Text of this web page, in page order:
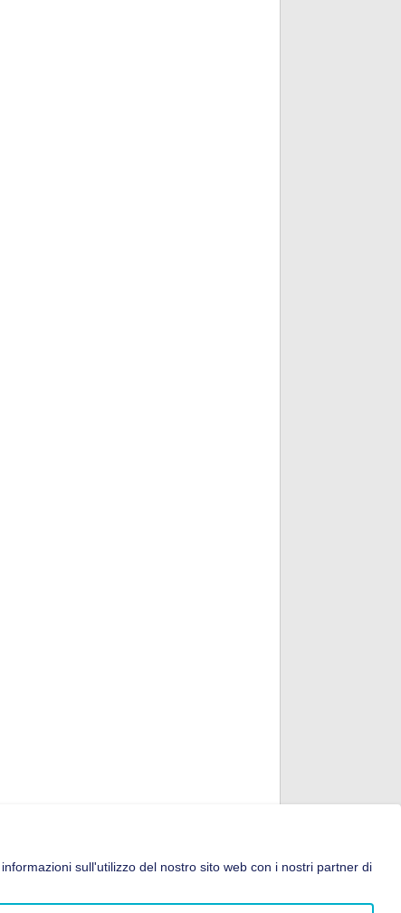
sull'utilizzo del nostro sito web con i nostri partner di